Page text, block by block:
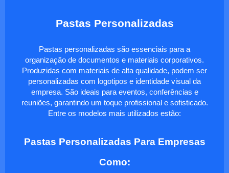
Pastas Personalizadas
Pastas personalizadas são essenciais para a
organização de documentos e materiais corporativos.
Produzidas com materiais de alta qualidade, podem ser
personalizadas com logotipos e identidade visual da
empresa. São ideais para eventos, conferências e
reuniões, garantindo um toque profissional e sofisticado.
Entre os modelos mais utilizados estão:
Pastas Personalizadas Para Empresas
Como: